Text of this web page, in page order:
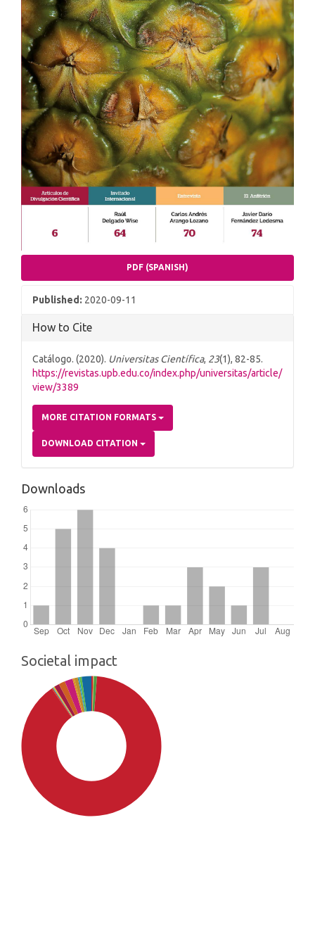
PDF (SPANISH)
Published: 2020-09-11
How to Cite
Catálogo. (2020). Universitas Científica, 23(1), 82-85.
https://revistas.upb.edu.co/index.php/universitas/article/
view/3389
MORE CITATION FORMATS
DOWNLOAD CITATION
Downloads
Societal impact